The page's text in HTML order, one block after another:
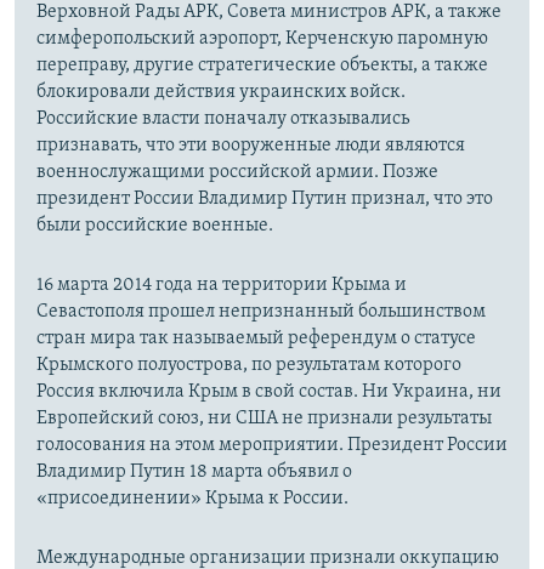
Верховной Рады АРК, Совета министров АРК, а также
симферопольский аэропорт, Керченскую паромную
переправу, другие стратегические объекты, а также
блокировали действия украинских войск.
Российские власти поначалу отказывались
признавать, что эти вооруженные люди являются
военнослужащими российской армии. Позже
президент России Владимир Путин признал, что это
были российские военные.
16 марта 2014 года на территории Крыма и
Севастополя прошел непризнанный большинством
стран мира так называемый референдум о статусе
Крымского полуострова, по результатам которого
Россия включила Крым в свой состав. Ни Украина, ни
Европейский союз, ни США не признали результаты
голосования на этом мероприятии. Президент России
Владимир Путин 18 марта объявил о
«присоединении» Крыма к России.
Международные организации признали оккупацию